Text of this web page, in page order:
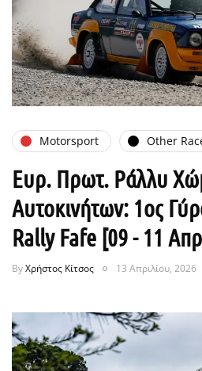
Motorsport Other
Ευρ. Πρωτ. Ράλλυ
Αυτοκινήτων: 1ος
Rally Fafe [09 - 11
ByΧρήστος Κίτσος 13 Απριλίου, 2026